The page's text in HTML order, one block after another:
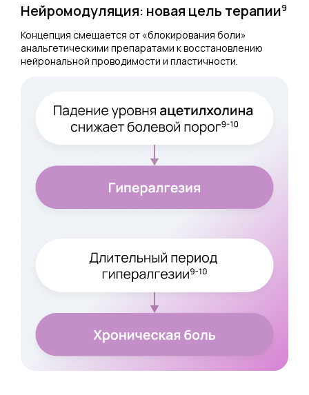
Нейромодуляция: новая цель терапии9
Концепция смещается от «блокирования боли»
анальгетическими препаратами к восстановлению
нейрональной проводимости и пластичности.